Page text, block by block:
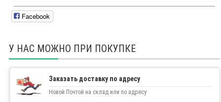
Facebook
У НАС МОЖНО ПРИ ПОКУПКЕ
Заказать доставку по адресу
Новой Почтой на склад или по адресу